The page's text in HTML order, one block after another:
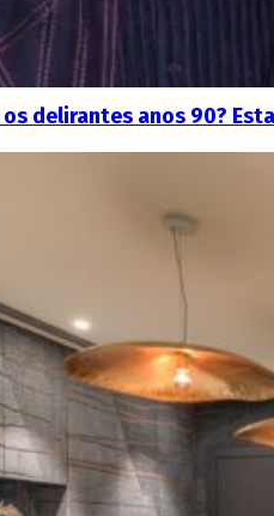
os delirantes anos 90?